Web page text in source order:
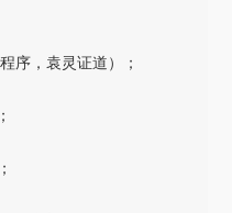
序，袁灵证道）；